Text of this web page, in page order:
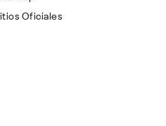
Oficiales